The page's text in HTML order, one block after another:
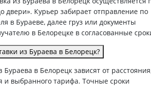
двери». Курьер забирает отправление по
в Бураеве, далее груз или документы
в Белорецке в согласованные
из Бураева в Белорецк?
Бураева в Белорецк зависят от
и выбранного тарифа. Точные сроки